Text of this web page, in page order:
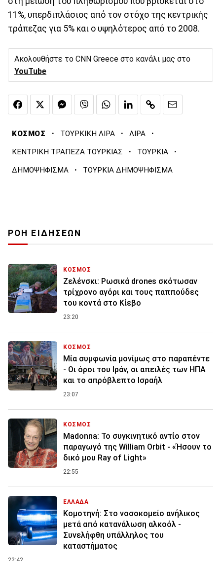
11%, υπερδιπλάσιος από τον στόχο της κεντρικής
τράπεζας για 5% και ο υψηλότερος από το 2008.
Ακολουθήστε το CNN Greece στο κανάλι μας στο
YouTube
ΚΟΣΜΟΣ · ΤΟΥΡΚΙΚΗ ΛΙΡΑ · ΛΙΡΑ ·
ΚΕΝΤΡΙΚΗ ΤΡΑΠΕΖΑ ΤΟΥΡΚΙΑΣ · ΤΟΥΡΚΙΑ ·
ΔΗΜΟΨΗΦΙΣΜΑ · ΤΟΥΡΚΙΑ ΔΗΜΟΨΗΦΙΣΜΑ
ΡΟΗ ΕΙΔΗΣΕΩΝ
ΚΟΣΜΟΣ
Ζελένσκι: Ρωσικά drones σκότωσαν
τρίχρονο αγόρι και τους παππούδες
του κοντά στο Κίεβο
23:20
ΚΟΣΜΟΣ
Μία συμφωνία μονίμως στο παραπέντε
- Οι όροι του Ιράν, οι απειλές των ΗΠΑ
και το απρόβλεπτο Ισραήλ
23:07
ΚΟΣΜΟΣ
Madonna: Το συγκινητικό αντίο στον
παραγωγό της William Orbit - «Ήσουν το
δικό μου Ray of Light»
22:55
ΕΛΛΑΔΑ
Κομοτηνή: Στο νοσοκομείο ανήλικος
μετά από κατανάλωση αλκοόλ -
Συνελήφθη υπάλληλος του
καταστήματος